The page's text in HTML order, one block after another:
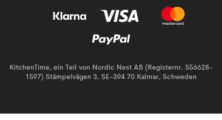
KitchenTime, ein Teil von Nordic Nest AB (Registernr. 556628-
1597) Stämpelvägen 3, SE-394 70 Kalmar, Schweden